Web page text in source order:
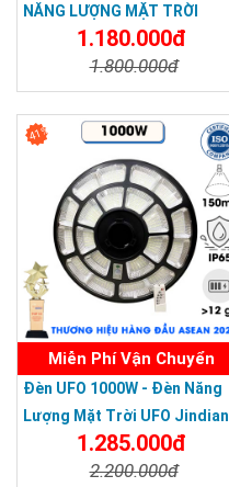
NĂNG LƯỢNG MẶT TRỜI
KUNGFU SOLAR- Solar Light
1.180.000đ
1.800.000đ
41%
Miễn Phí Vận Chuyển
Đèn UFO 1000W - Đèn Năng
Lượng Mặt Trời UFO Jindian
1000W - Solar Light UFO JD
1.285.000đ
2.200.000đ